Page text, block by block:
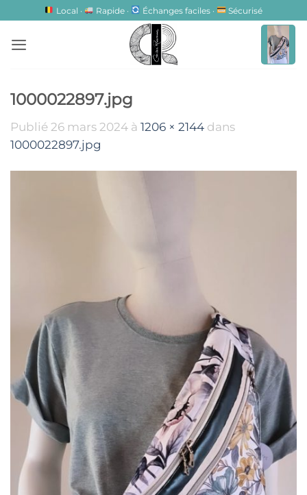
contenu
Local · Rapide · Échanges faciles · Sécurisé
1000022897.jpg
Publié 26 mars 2024 à 1206 × 2144 dans
1000022897.jpg